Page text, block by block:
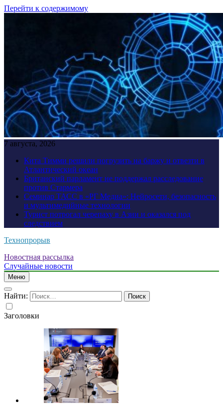
Перейти к содержимому
7 августа, 2026
Кита Тимми решили погрузить на баржу и отвезти в
Атлантический океан
Британский парламент не поддержал расследование
против Стармера
Семинар ТАСС в «РГ Медиа»: Нейросети, безопасность
и мультимедийные технологии
Турист потрогал черепаху в Азии и оказался под
следствием
Технопрорыв
Новостная рассылка
Случайные новости
Меню
Найти:
Заголовки